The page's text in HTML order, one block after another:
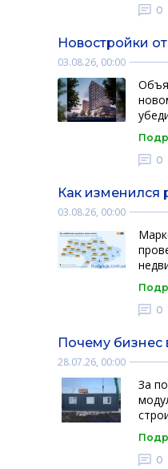
цены
0
03.08.26, 00:00
0
03.08.26, 00:00
0
28.07.26, 00:00
За
0